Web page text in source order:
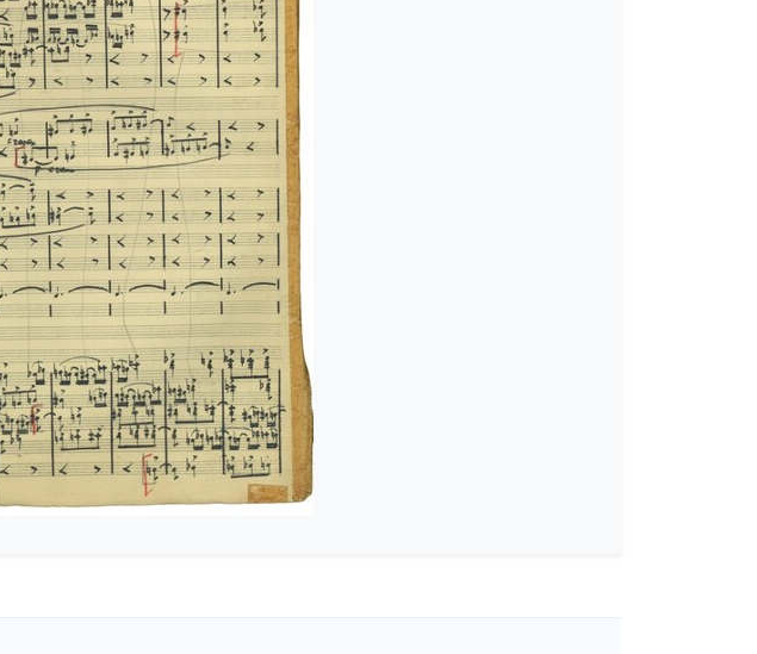
13]
ορχήστρα) 'Εργο για πιάνο [1944-01-04]
τετράφωνη μιχτή χορωδία [1944-05-28]
01-31]
[1945-06-08-1945-06-11]
1949-12-01]
για το Δεκέμβρη] [1945-12-09-1945-12-30]
[1945]
σε ορχήστρα εγχόρδων [1946]
02-24-1946-02-28]
[1946-03-25]
21]